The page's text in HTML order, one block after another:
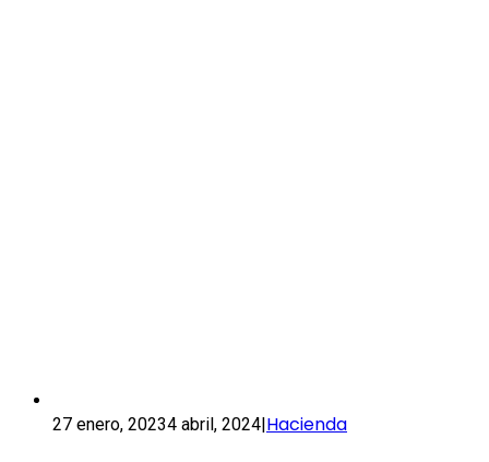
27 enero, 20234 abril, 2024|Hacienda